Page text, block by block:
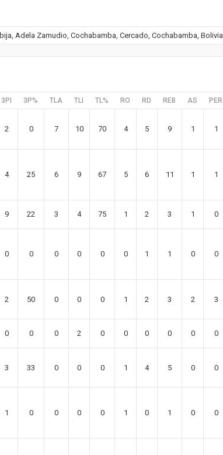
Adela Zamudio, Cochabamba, Cercado, Cochabamba, Bolivia
3PI 3P% TLA TLI TL% RO RD REB AS PER
2 0 7 10 70 4 5 9 1 1
4 25 6 9 67 5 6 11 1 1
9 22 3 4 75 1 2 3 1 0
0 0 0 0 0 0 1 1 0 0
2 50 0 0 0 1 2 3 2 3
0 0 0 2 0 0 0 0 0 0
3 33 0 0 0 1 4 5 0 0
1 0 0 0 0 1 0 1 0 0